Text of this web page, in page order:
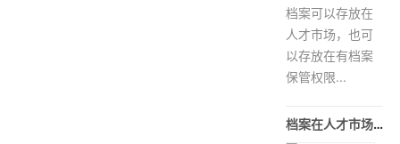
档案可以存放在
人才市场，也可
以存放在有档案
保管权限...
档案在人才市场托管，应该怎么操作